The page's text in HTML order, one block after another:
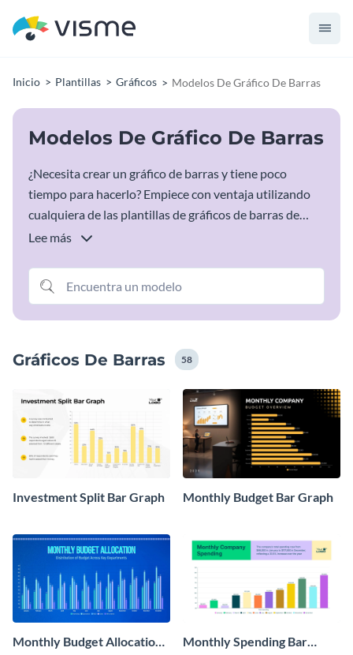
Inicio Plantillas Gráficos Modelos De Gráfico De Barras
Modelos De Gráfico De Barras
¿Necesita crear un gráfico de barras y tiene poco
tiempo para hacerlo? Empiece con ventaja utilizando
cualquiera de las plantillas de gráficos de barras de
Visme. Haz clic en una de las opciones que aparecen a
Cambia del color de las barras y el tamaño de las
fuentes a la ubicación de las etiquetas y los subtítulos.
Estas plantillas de gráficos de barras son perfectas para
presentación o informe.
Lee más
Gráficos De Barras 58
Investment Split Bar Graph Monthly Budget Bar Graph
Monthly Budget Allocation
Monthly Spending Bar